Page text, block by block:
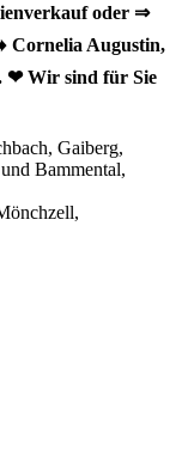
oder ⇒
Cornelia Augustin,
❤ Wir sind für Sie